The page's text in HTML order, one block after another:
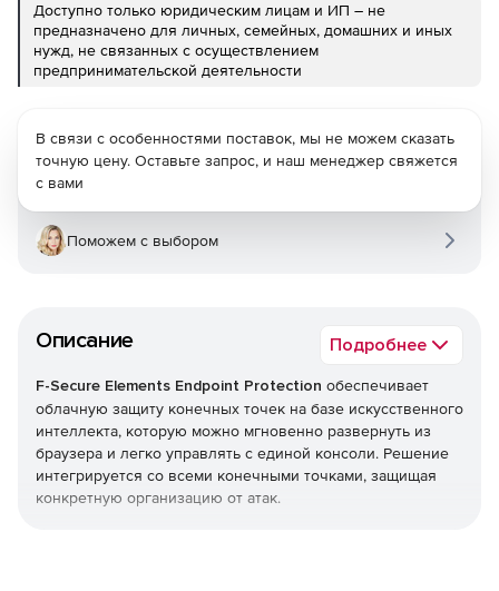
Доступно только юридическим лицам и ИП – не
предназначено для личных, семейных, домашних и иных
нужд, не связанных с осуществлением
предпринимательской деятельности
Описание Подробнее
F-Secure Elements Endpoint Protection обеспечивает
облачную защиту конечных точек на базе искусственного
интеллекта, которую можно мгновенно развернуть из
браузера и легко управлять с единой консоли. Решение
интегрируется со всеми конечными точками, защищая
конкретную организацию от атак.
В связи с особенностями поставок, мы не можем сказать
точную цену. Оставьте запрос, и наш менеджер свяжется
с вами
Поможем с выбором